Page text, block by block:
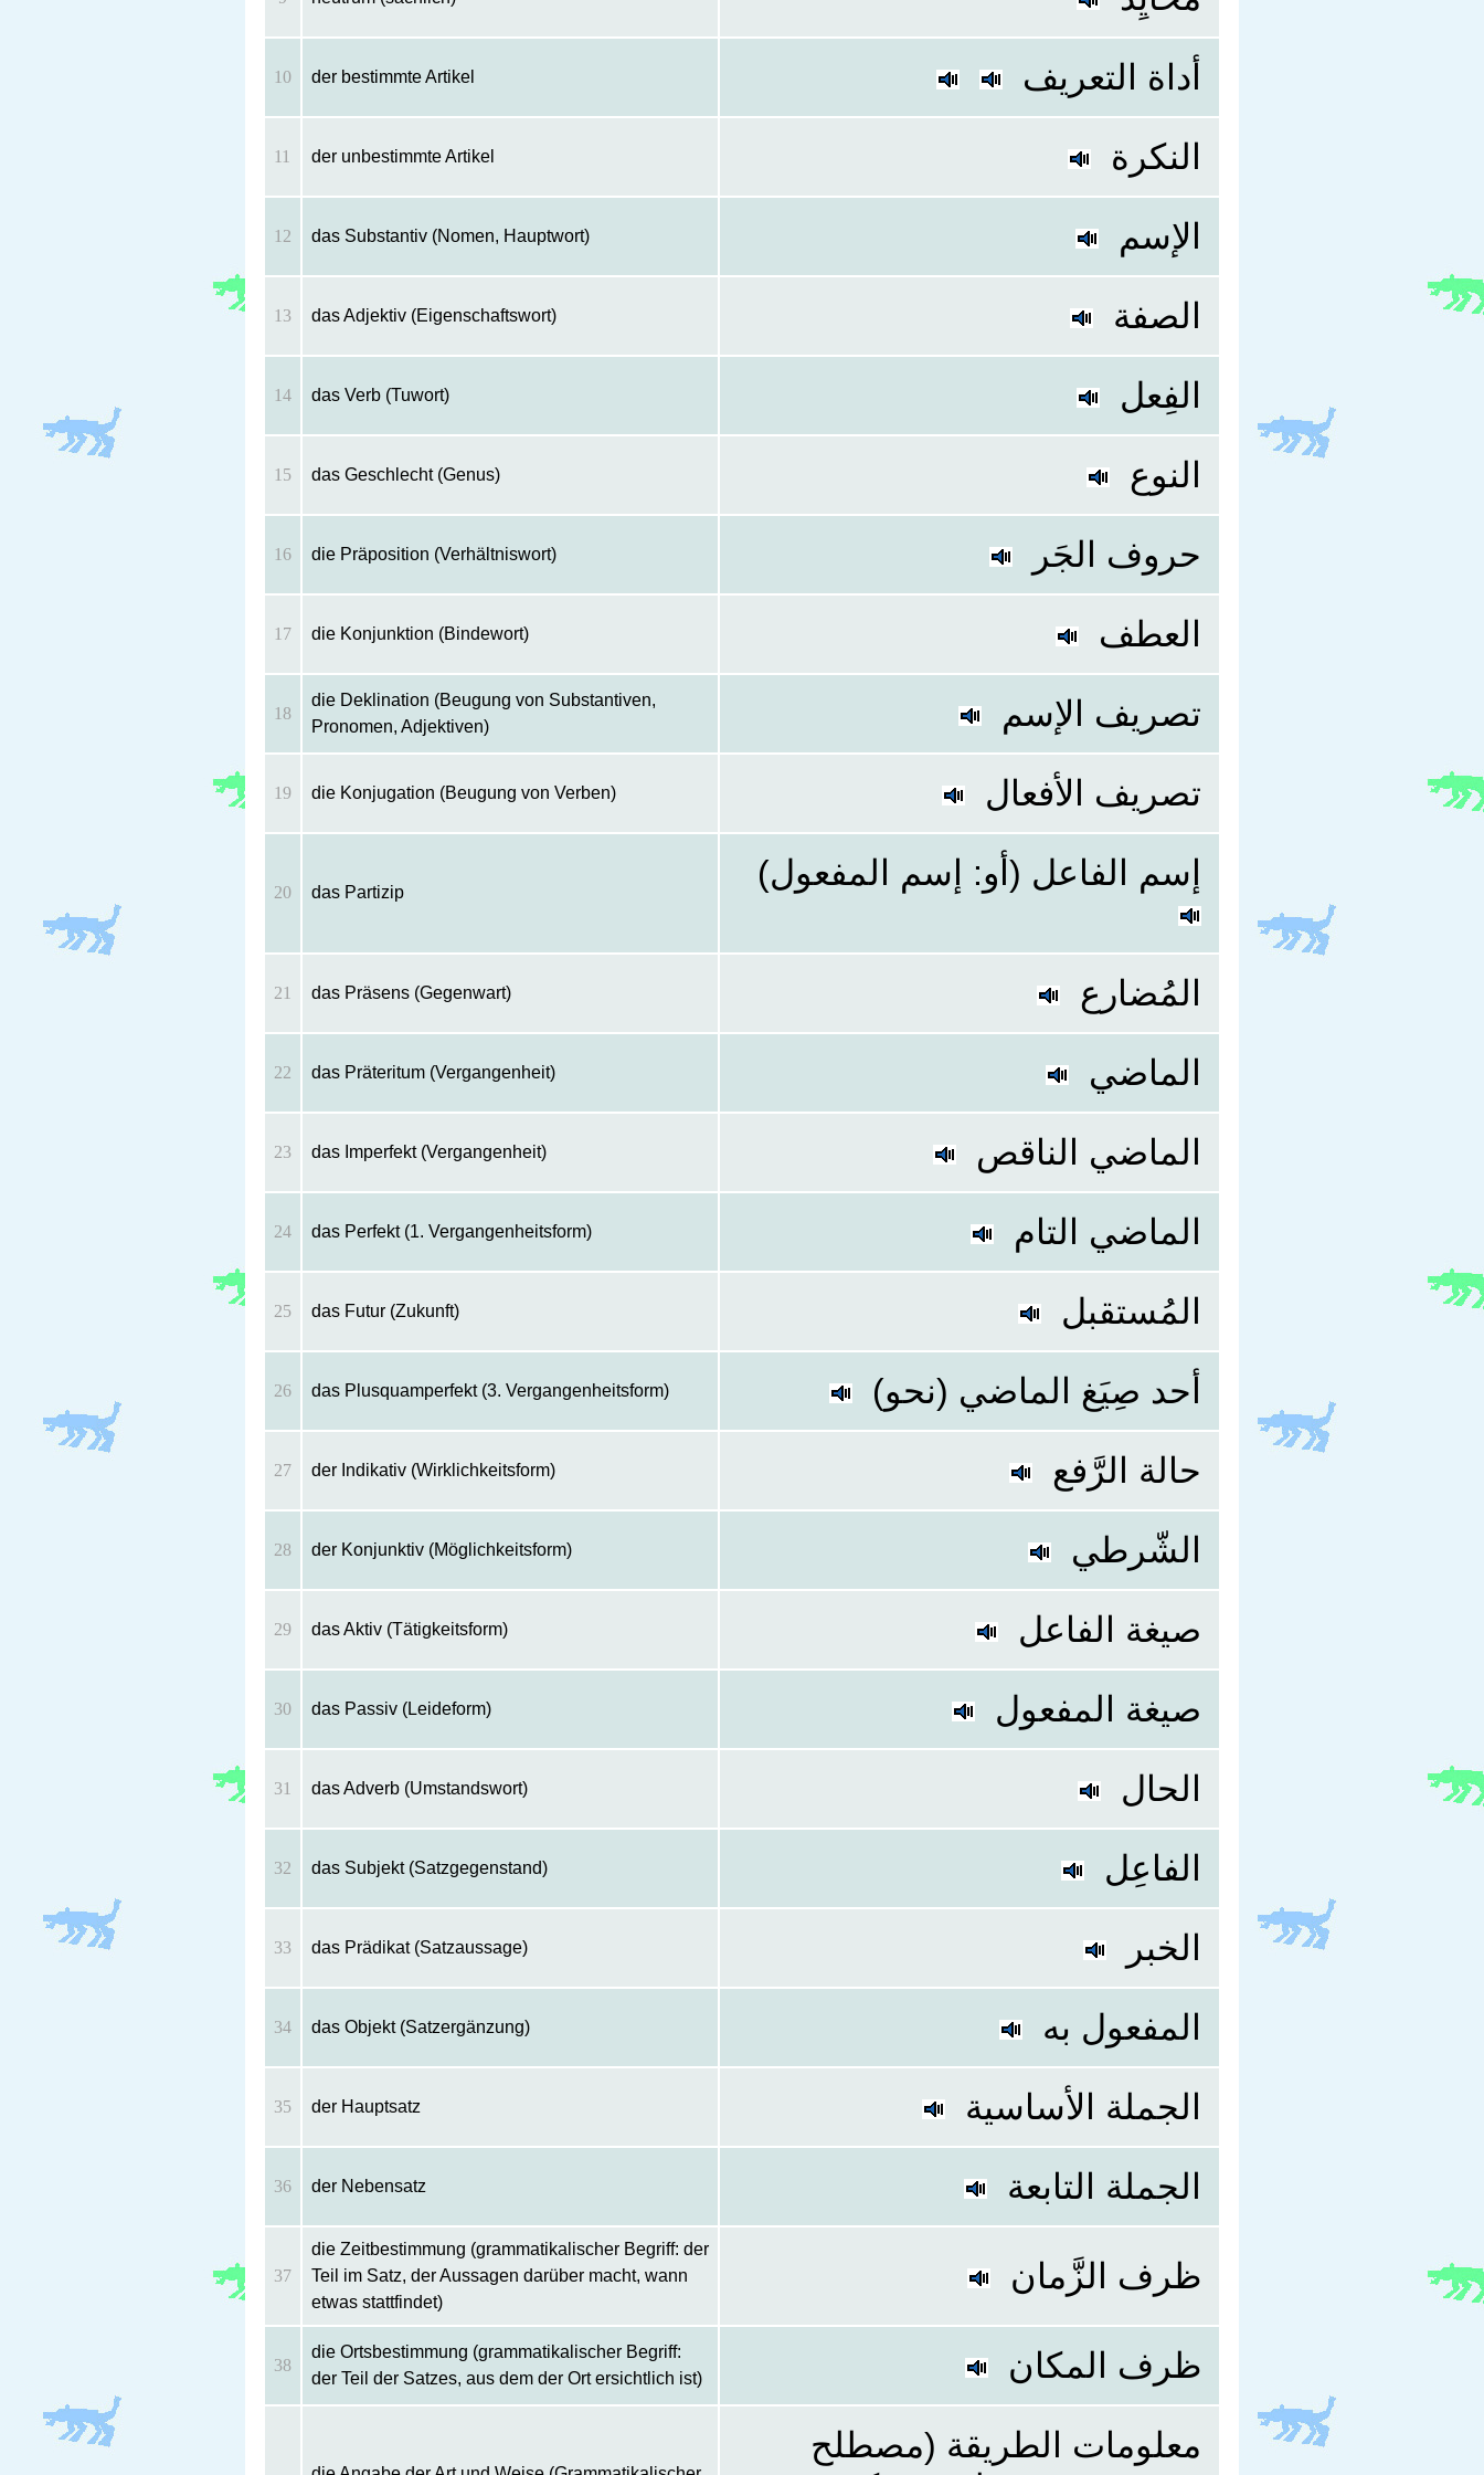
10 der bestimmte Artikel أداة التعريف
11 der unbestimmte Artikel النكرة
12 das Substantiv (Nomen, Hauptwort) الإسم
13 das Adjektiv (Eigenschaftswort) الصفة
14 das Verb (Tuwort) الفِعل
15 das Geschlecht (Genus) النوع
16 die Präposition (Verhältniswort) حروف الجَر
17 die Konjunktion (Bindewort) العطف
18
die Deklination (Beugung von Substantiven,
Pronomen, Adjektiven)
تصريف الإسم
19 die Konjugation (Beugung von Verben) تصريف الأفعال
20 das Partizip إسم الفاعل (أو: إسم المفعول)
21 das Präsens (Gegenwart) المُضارع
22 das Präteritum (Vergangenheit) الماضي
23 das Imperfekt (Vergangenheit) الماضي الناقص
24 das Perfekt (1. Vergangenheitsform) الماضي التام
25 das Futur (Zukunft) المُستقبل
26 das Plusquamperfekt (3. Vergangenheitsform) أحد صِيَغ الماضي (نحو)
27 der Indikativ (Wirklichkeitsform) حالة الرَّفع
28 der Konjunktiv (Möglichkeitsform) الشّرطي
29 das Aktiv (Tätigkeitsform) صيغة الفاعل
30 das Passiv (Leideform) صيغة المفعول
31 das Adverb (Umstandswort) الحال
32 das Subjekt (Satzgegenstand) الفاعِل
33 das Prädikat (Satzaussage) الخبر
34 das Objekt (Satzergänzung) المفعول به
35 der Hauptsatz الجملة الأساسية
36 der Nebensatz الجملة التابعة
37
die Zeitbestimmung (grammatikalischer Begriff: der
Teil im Satz, der Aussagen darüber macht, wann
etwas stattfindet)
ظرف الزَّمان
38
die Ortsbestimmung (grammatikalischer Begriff:
der Teil der Satzes, aus dem der Ort ersichtlich ist)
ظرف المكان
معلومات الطريقة (مصطلح